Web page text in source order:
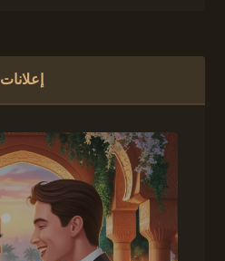
إعلانات